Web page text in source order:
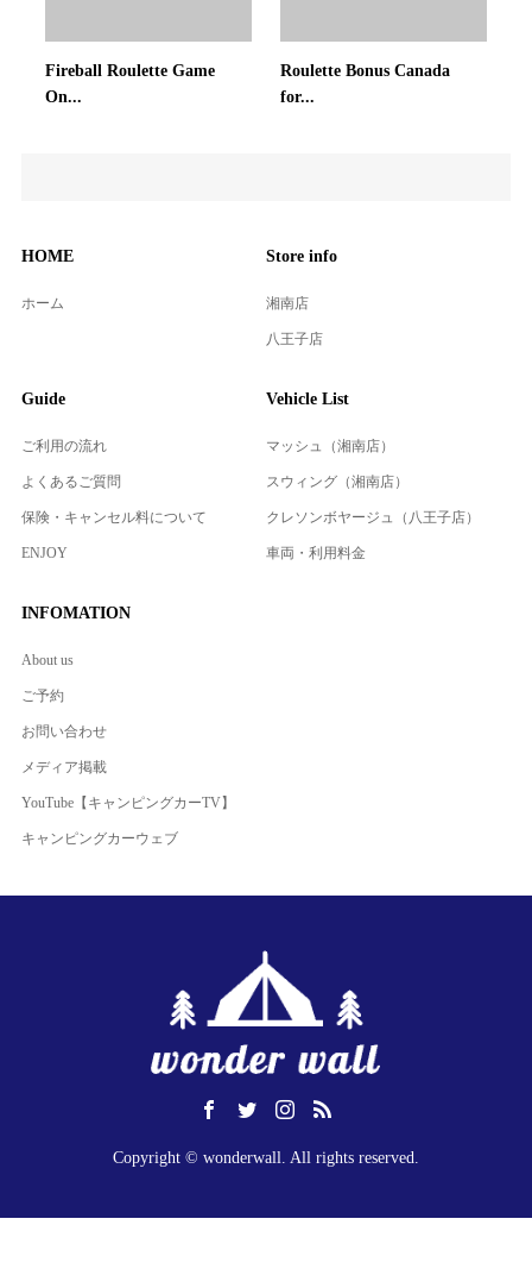
Fireball Roulette Game
On...
Roulette Bonus Canada
for...
HOME
ホーム
Store info
湘南店
八王子店
Guide
ご利用の流れ
よくあるご質問
保険・キャンセル料について
ENJOY
Vehicle List
マッシュ（湘南店）
スウィング（湘南店）
クレソンボヤージュ（八王子店）
車両・利用料金
INFOMATION
About us
ご予約
お問い合わせ
メディア掲載
YouTube【キャンピングカーTV】
キャンピングカーウェブ
Copyright © wonderwall. All rights reserved.